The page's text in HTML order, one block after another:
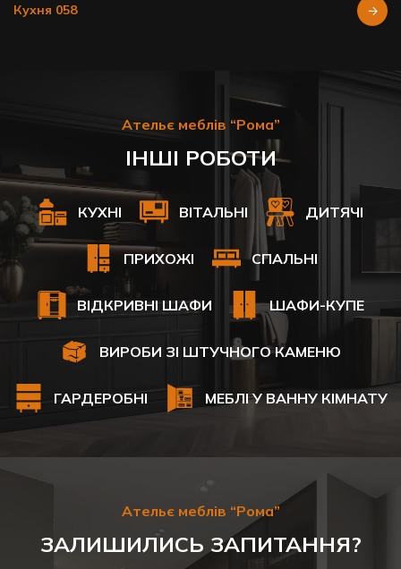
Кухня 058
Ательє меблів “Рома”
ІНШІ РОБОТИ
КУХНІ ВІТАЛЬНІ ДИТЯЧІ
ПРИХОЖІ СПАЛЬНІ
ВІДКРИВНІ ШАФИ ШАФИ-КУПЕ
ВИРОБИ ЗІ ШТУЧНОГО КАМЕНЮ
ГАРДЕРОБНІ МЕБЛІ У ВАННУ КІМНАТУ
Ательє меблів “Рома”
ЗАЛИШИЛИСЬ ЗАПИТАННЯ?